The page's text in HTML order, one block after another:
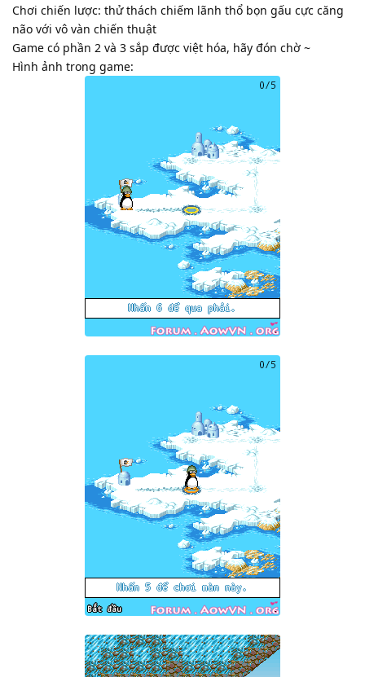
Chơi chiến lược: thử thách chiếm lãnh thổ bọn gấu cực căng
não với vô vàn chiến thuật
Game có phần 2 và 3 sắp được việt hóa, hãy đón chờ ~
Hình ảnh trong game: